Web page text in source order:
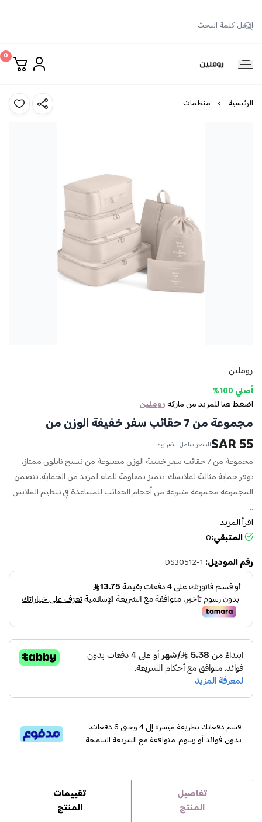
روملين
0
الرئيسية منظمات
روملين
أصلي 100%
اضغط هنا للمزيد من ماركةروملين
مجموعة من 7 حقائب سفر خفيفة الوزن من
55 SAR السعر شامل الضريبة
مجموعة من 7 حقائب سفر خفيفة الوزن مصنوعة من نسيج نايلون ممتاز،
توفر حماية مثالية لملابسك. تتميز بمقاومة للماء لمزيد من الحماية. تتضمن
المجموعة مجموعة متنوعة من أحجام الحقائب للمساعدة في تنظيم الملابس
...
اقرأ المزيد
المتبقي:0
رقم الموديل: DS30512-1
قسم دفعاتك بطريقة ميسرة إلى 4 وحتى 6 دفعات،
بدون فوائد أو رسوم. متوافقة مع الشريعة السمحة
تفاصيل
المنتج
تقييمات
المنتج